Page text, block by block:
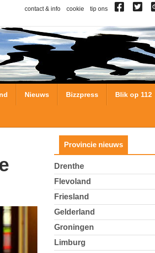
contact & info cookie tip ons
Nieuws Bizzpress Blik op 112
Provincie nieuws
Drenthe
Flevoland
Friesland
Gelderland
Groningen
Limburg